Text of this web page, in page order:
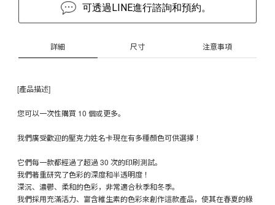
可透過LINE進行諮詢和預約。
詳細 尺寸 注意事項
[產品描述]
您可以一次性購買 10 個或更多。
我們廣受歡迎的壓克力姓名卡現在有多種顏色可供選擇！
它們每一款都經過了超過 30 次的印刷測試。
我們著重研究了色彩的深度和半透明度！
深沉、濃鬱、柔和的色彩，非常適合秋季和冬季。
我們採用充滿活力、富含維生素的色彩來創作這款產品，使其在春夏的綠